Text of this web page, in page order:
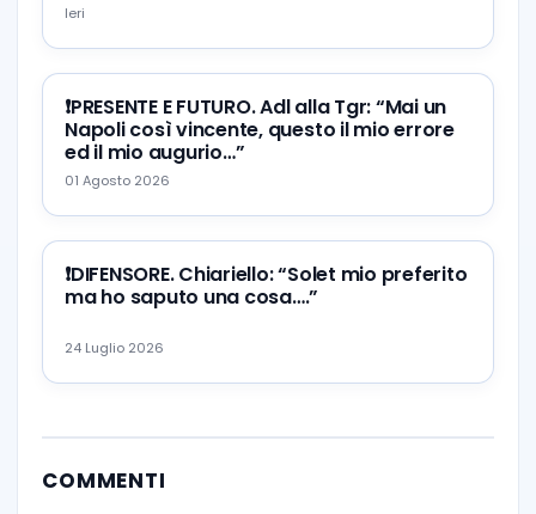
Ieri
❗️PRESENTE E FUTURO. Adl alla Tgr: “Mai un
Napoli così vincente, questo il mio errore
ed il mio augurio…”
01 Agosto 2026
❗️DIFENSORE. Chiariello: “Solet mio preferito
ma ho saputo una cosa….”
24 Luglio 2026
COMMENTI